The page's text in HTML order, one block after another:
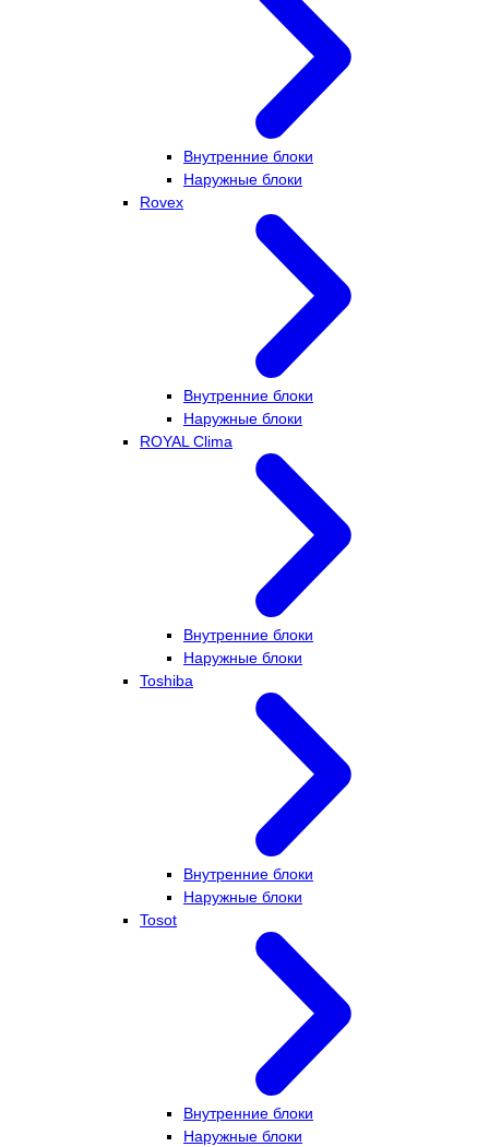
Внутренние блоки
Наружные блоки
Rovex
Внутренние блоки
Наружные блоки
ROYAL Clima
Внутренние блоки
Наружные блоки
Toshiba
Внутренние блоки
Наружные блоки
Tosot
Внутренние блоки
Наружные блоки